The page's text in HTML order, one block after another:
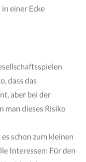
einer Ecke
dass das
aber bei der
man dieses Risiko
schon zum kleinen
Interessen: Für den